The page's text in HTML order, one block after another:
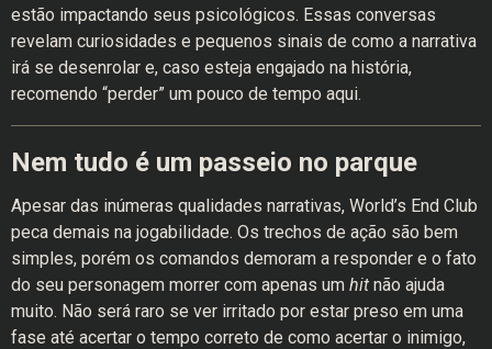
estão impactando seus psicológicos. Essas conversas
revelam curiosidades e pequenos sinais de como a narrativa
irá se desenrolar e, caso esteja engajado na história,
recomendo “perder” um pouco de tempo aqui.
Nem tudo é um passeio no parque
Apesar das inúmeras qualidades narrativas, World’s End Club
peca demais na jogabilidade. Os trechos de ação são bem
simples, porém os comandos demoram a responder e o fato
do seu personagem morrer com apenas um hit não ajuda
muito. Não será raro se ver irritado por estar preso em uma
fase até acertar o tempo correto de como acertar o inimigo,